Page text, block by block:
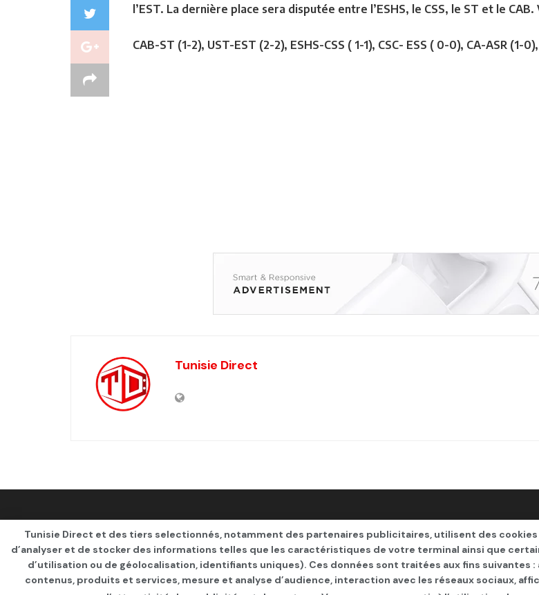
l’EST. La dernière place sera disputée entre l’ESHS, le CSS, le ST et le
CAB-ST (1-2), UST-EST (2-2), ESHS-CSS ( 1-1), CSC- ESS ( 0-0), CA-ASR (1-
Tunisie Direct
© 2021TUNISIE DIRECT.
Tunisie Direct et des tiers selectionnés, notamment des partenaires publicitaires, utilisent des
d’analyser et de stocker des informations telles que les caractéristiques de votre terminal ainsi que
d’utilisation ou de géolocalisation, identifiants uniques). Ces données sont traitées aux fins
contenus, produits et services, mesure et analyse d’audience, interaction avec les réseaux sociaux,